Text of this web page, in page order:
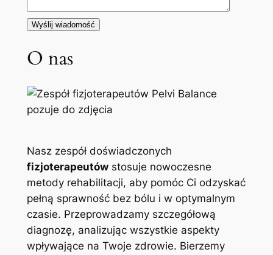
O nas
Nasz zespół doświadczonych
fizjoterapeutówstosuje nowoczesne
metody rehabilitacji, aby pomóc Ci odzyskać
pełną sprawność bez bólu i w optymalnym
czasie. Przeprowadzamy szczegółową
diagnozę, analizując wszystkie aspekty
wpływające na Twoje zdrowie. Bierzemy